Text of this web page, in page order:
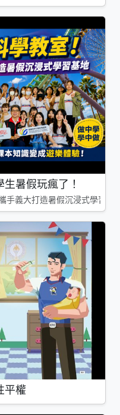
暑假玩瘋了！
手義大打造暑假沉浸式學習基
平權